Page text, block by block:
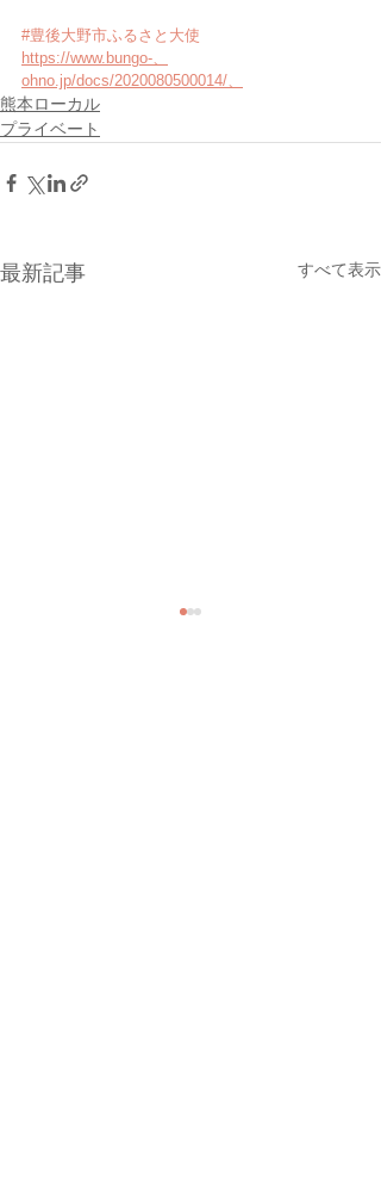
#豊後大野市ふるさと大使
https://www.bungo-、
ohno.jp/docs/2020080500014/、
熊本ローカル
プライベート
最新記事 すべて表示